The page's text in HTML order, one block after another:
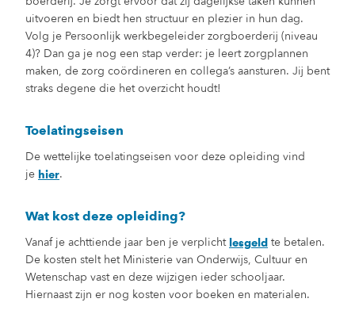
uitvoeren en biedt hen structuur en plezier in hun dag.
Volg je Persoonlijk werkbegeleider zorgboerderij (niveau
4)? Dan ga je nog een stap verder: je leert zorgplannen
maken, de zorg coördineren en collega’s aansturen. Jij bent
straks degene die het overzicht houdt!
Toelatingseisen
De wettelijke toelatingseisen voor deze opleiding vind
je hier.
Wat kost deze opleiding?
Vanaf je achttiende jaar ben je verplicht lesgeld te betalen.
De kosten stelt het Ministerie van Onderwijs, Cultuur en
Wetenschap vast en deze wijzigen ieder schooljaar.
Hiernaast zijn er nog kosten voor boeken en materialen.